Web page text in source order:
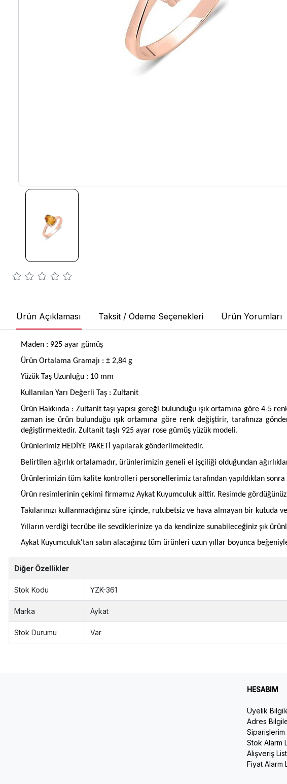
Ürün Açıklaması Taksit / Ödeme Seçenekleri Ürün Yorumları
Maden : 925 ayar gümüş
Ürün Ortalama Gramajı : ± 2,84 g
Yüzük Taş Uzunluğu : 10 mm
Kullanılan Yarı Değerli Taş : Zultanit
Ürün Hakkında : Zultanit taşı yapısı gereği bulunduğu ışık ortamına göre 4-5
zaman ise ürün bulunduğu ışık ortamına göre renk değiştirir, tarafınıza
değiştirmektedir. Zultanit taşlı 925 ayar rose gümüş yüzük modeli.
Ürünlerimiz HEDİYE PAKETİ yapılarak gönderilmektedir.
Belirtilen ağırlık ortalamadır, ürünlerimizin geneli el işçiliği olduğundan
Ürünlerimizin tüm kalite kontrolleri personellerimiz tarafından yapıldıktan
Ürün resimlerinin çekimi firmamız Aykat Kuyumculuk aittir. Resimde
Takılarınızı kullanmadığınız süre içinde, rutubetsiz ve hava almayan bir
Yılların verdiği tecrübe ile sevdiklerinize ya da kendinize sunabileceğiniz şık
Aykat Kuyumculuk'tan satın alacağınız tüm ürünleri uzun yıllar boyunca
Diğer Özellikler
Stok Kodu YZK-361
Marka Aykat
Stok Durumu Var
HESABIM
Üyelik
Adres
Siparişlerim
Stok Alarm
Alışveriş
Fiyat Alarm